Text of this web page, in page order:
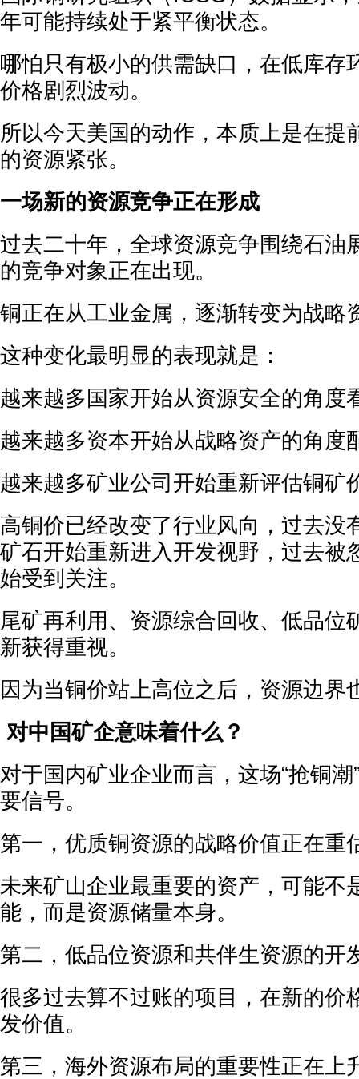
年可能持续处于紧平衡状态。
哪怕只有极小的供需缺口，在低库存
价格剧烈波动。
所以今天美国的动作，本质上是在提
的资源紧张。
一场新的资源竞争正在形成
过去二十年，全球资源竞争围绕石油
的竞争对象正在出现。
铜正在从工业金属，逐渐转变为战略
这种变化最明显的表现就是：
越来越多国家开始从资源安全的角度
越来越多资本开始从战略资产的角度
越来越多矿业公司开始重新评估铜矿
高铜价已经改变了行业风向，过去没
矿石开始重新进入开发视野，过去被
始受到关注。
尾矿再利用、资源综合回收、低品位
新获得重视。
因为当铜价站上高位之后，资源边界
对中国矿企意味着什么？
对于国内矿业企业而言，这场“抢铜
要信号。
第一，优质铜资源的战略价值正在重
未来矿山企业最重要的资产，可能不
能，而是资源储量本身。
第二，低品位资源和共伴生资源的开
很多过去算不过账的项目，在新的价
发价值。
第三，海外资源布局的重要性正在上